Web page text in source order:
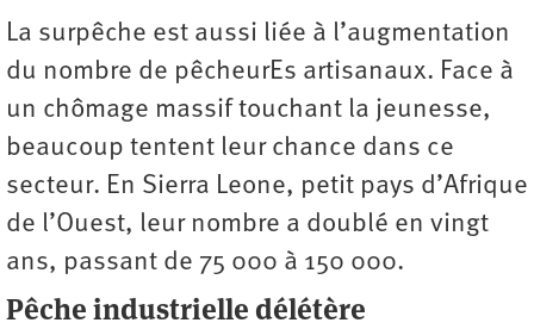
La surpêche est aussi liée à l’augmentation
du nombre de pêcheurEs artisanaux. Face à
un chômage massif touchant la jeunesse,
beaucoup tentent leur chance dans ce
secteur. En Sierra Leone, petit pays d’Afrique
de l’Ouest, leur nombre a doublé en vingt
ans, passant de 75 000 à 150 000.
Pêche industrielle délétère